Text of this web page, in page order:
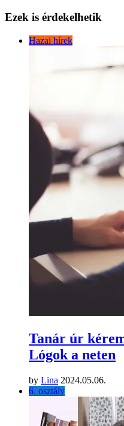
Ezek is érdekelhetik
Hazai hírek
Tanár úr
Lógok a neten
by Lina 2024.05.06.
6. osztály